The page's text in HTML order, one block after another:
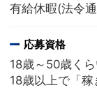
有給休暇(法令
応募資格
18歳～50歳く
18歳以上で「